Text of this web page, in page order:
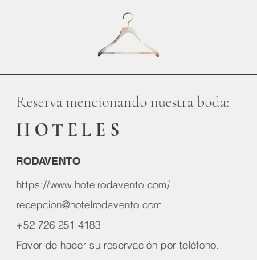
Reserva mencionando nuestra boda:
HOTELES
RODAVENTO
https://www.hotelrodavento.com/
recepcion@hotelrodavento.com
+52 726 251 4183
Favor de hacer su reservación por teléfono.